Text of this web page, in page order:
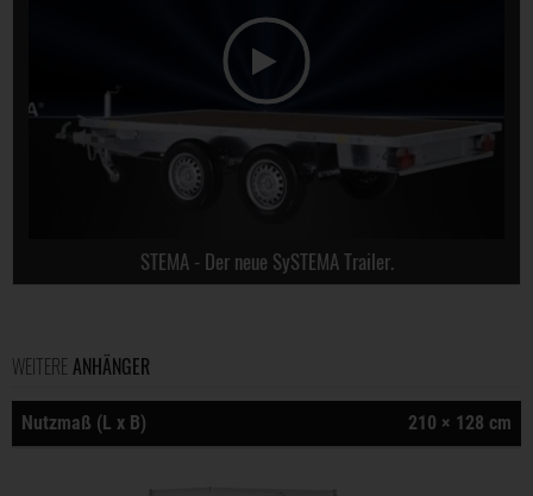
STEMA - Der neue SySTEMA Trailer.
WEITERE ANHÄNGER
Nutzmaß (L x B) 210 × 128 cm